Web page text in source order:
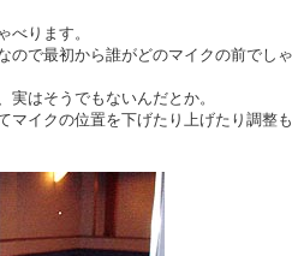
ります。
で最初から誰がどのマイクの前でし
はそうでもないんだとか。
イクの位置を下げたり上げたり調整